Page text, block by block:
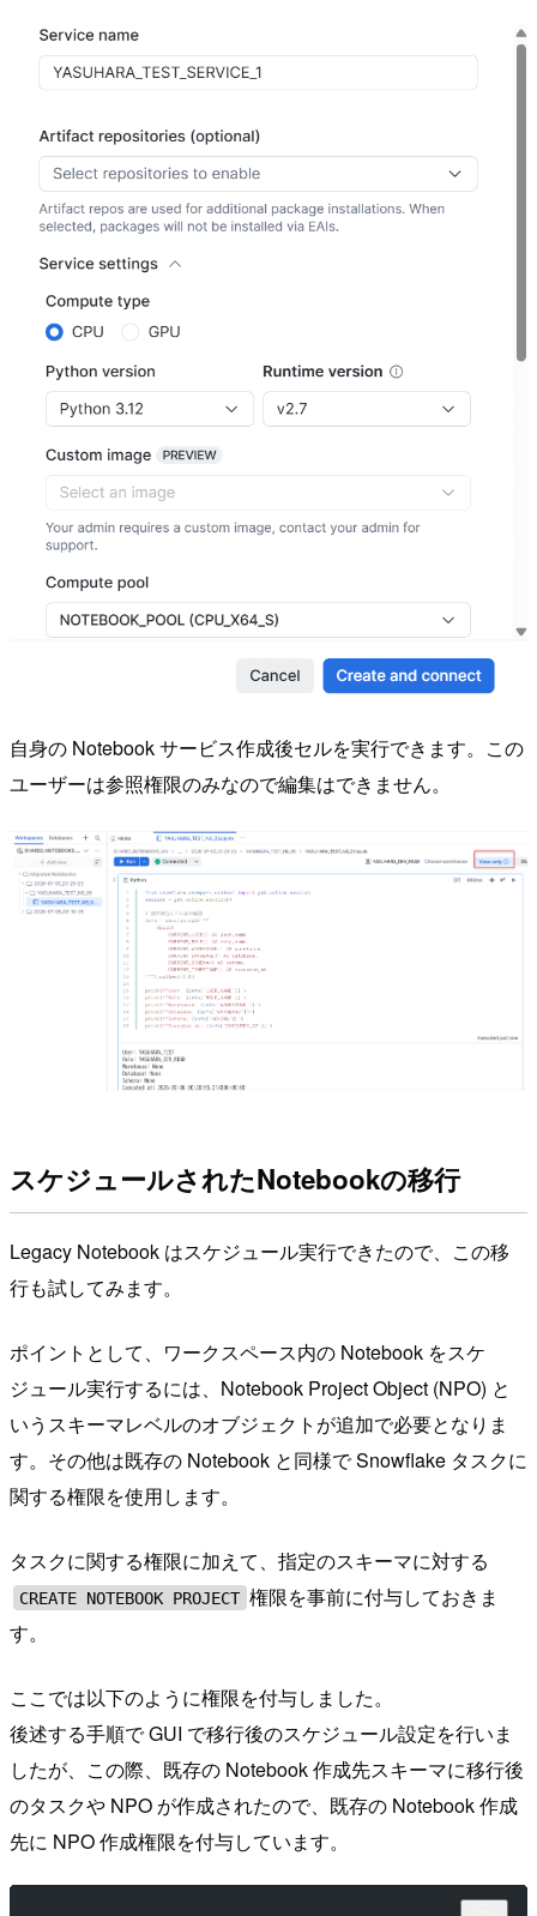
自身の Notebook サービス作成後セルを実行できます。この
ユーザーは参照権限のみなので編集はできません。
スケジュールされたNotebookの移行
Legacy Notebook はスケジュール実行できたので、この移
行も試してみます。
ポイントとして、ワークスペース内の Notebook をスケ
ジュール実行するには、Notebook Project Object (NPO) と
いうスキーマレベルのオブジェクトが追加で必要となりま
す。その他は既存の Notebook と同様で Snowflake タスクに
関する権限を使用します。
タスクに関する権限に加えて、指定のスキーマに対する
CREATE NOTEBOOK PROJECT 権限を事前に付与しておきま
す。
ここでは以下のように権限を付与しました。
後述する手順で GUI で移行後のスケジュール設定を行いま
したが、この際、既存の Notebook 作成先スキーマに移行後
のタスクや NPO が作成されたので、既存の Notebook 作成
先に NPO 作成権限を付与しています。